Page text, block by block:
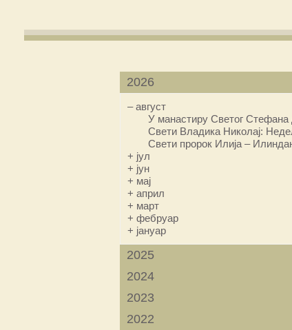
2026
–август
У манастиру Светог Стефана
Свети Владика Николај:
Свети пророк Илија –
+ јул
+ јун
+ мај
+ април
+ март
+ фебруар
+ јануар
2025
2024
2023
2022